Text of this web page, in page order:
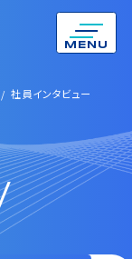
MENU
る 社員インタビュー
社員インタビュー